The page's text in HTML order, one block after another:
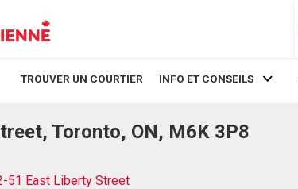
TROUVER UN COURTIER INFO ET CONSEILS
Toronto, ON, M6K 3P8
51 East Liberty Street